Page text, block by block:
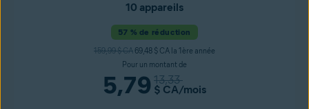
10 appareils
57 % de réduction
159,99 $ CA 69,48 $ CA la 1ère année
Pour un montant de
5,79 13,33
$ CA/mois